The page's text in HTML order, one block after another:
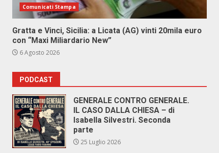
Comunicati Stampa
Gratta e Vinci, Sicilia: a Licata (AG) vinti 20mila euro
con “Maxi Miliardario New”
6 Agosto 2026
PODCAST
GENERALE CONTRO GENERALE.
IL CASO DALLA CHIESA – di
Isabella Silvestri. Seconda
parte
25 Luglio 2026